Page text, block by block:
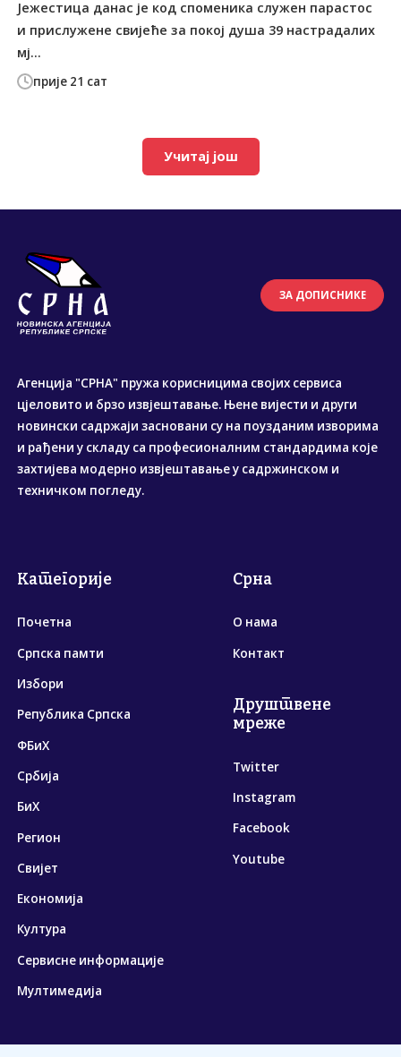
прије 21 сат
Јежестица данас је код споменика служен парастос
и прислужене свијеће за покој душа 39 настрадалих
мј...
Учитај још
ЗА ДОПИСНИКЕ
Агенција "СРНА" пружа корисницима својих сервиса
цјеловито и брзо извјештавање. Њене вијести и други
новински садржаји засновани су на поузданим изворима
и рађени у складу са професионалним стандардима које
захтијева модерно извјештавање у садржинском и
техничком погледу.
Категорије
Почетна
Српска памти
Избори
Република Српска
ФБиХ
Србија
БиХ
Регион
Свијет
Економија
Култура
Сервисне информације
Мултимедија
Срна
О нама
Контакт
Друштвене
мреже
Twitter
Instagram
Facebook
Youtube